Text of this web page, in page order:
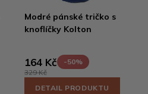
Modré pánské tričko s
knoflíčky Kolton
164 Kč
-50%
329 Kč
DETAIL PRODUKTU